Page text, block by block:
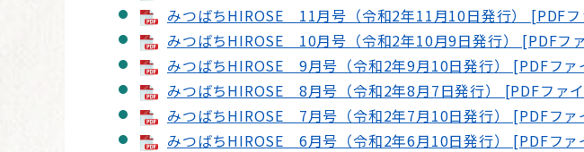
みつばちHIROSE 11月号（令和2年11月10日発行） [PDF
みつばちHIROSE 10月号（令和2年10月9日発行） [PDFフ
みつばちHIROSE 9月号（令和2年9月10日発行） [PDFフ
みつばちHIROSE 8月号（令和2年8月7日発行） [PDFファ
みつばちHIROSE 7月号（令和2年7月10日発行） [PDFフ
みつばちHIROSE 6月号（令和2年6月10日発行） [PDFフ